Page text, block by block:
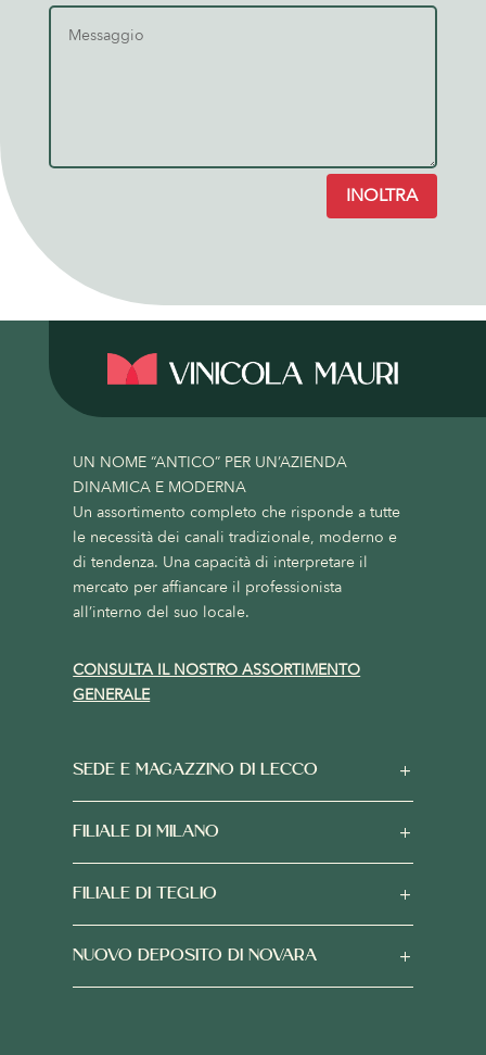
INOLTRA
UN NOME “ANTICO” PER UN’AZIENDA
DINAMICA E MODERNA
Un assortimento completo che risponde a tutte
le necessità dei canali tradizionale, moderno e
di tendenza. Una capacità di interpretare il
mercato per affiancare il professionista
all’interno del suo locale.
CONSULTA IL NOSTRO ASSORTIMENTO
GENERALE
SEDE E MAGAZZINO DI LECCO
FILIALE DI MILANO
FILIALE DI TEGLIO
NUOVO DEPOSITO DI NOVARA